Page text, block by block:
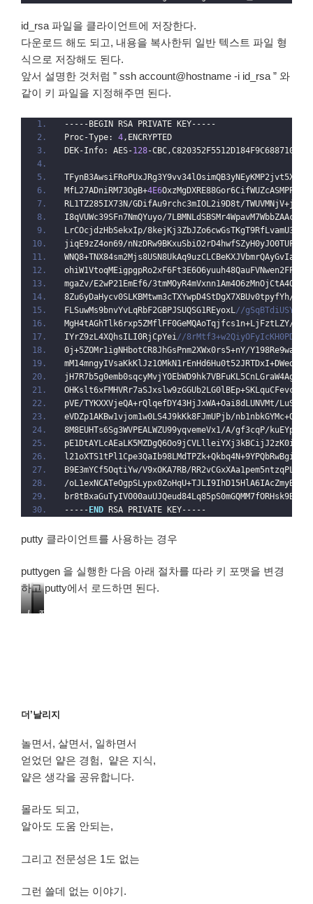
id_rsa 파일을 클라이언트에 저장한다.
다운로드 해도 되고, 내용을 복사한뒤 일반 텍스트 파일 형
식으로 저장해도 된다.
앞서 설명한 것처럼 ” ssh account@hostname -i id_rsa ” 와
같이 키 파일을 지정해주면 된다.
-----BEGIN RSA PRIVATE KEY-----
Proc-Type: 4 ,ENCRYPTED
DEK-Info: AES-128-
MfL27ADniRM73OgB+4E6
RL1TZ285IX73N/GDifAu9rchc3mIOL2i9D8t/
I8qVUWc39SFn7NmQYuyo/
LrCOcjdzHbSekxIp/
jiqE9zZ4on69/
mgaZv/E2wP21EmEf6/
8Zu6yDaHycv0SLKBMtwm3cTXYwpD4StDgX7XBUv0tpyfYh/okT/
FLSuwMs9bnvYvLqRbF2GBPJSUQSG1REyoxL //
MgH4tAGhTlk6rxp5ZMflFF0GeMQAoTqjfcs1n+LjFztLZY/L/
IYrZ9zL4XQhsILI0RjCpYei //
0j+5ZOMr1igNHbotCR8JhGsPnm2XWx0rs5+nY/
pVE/TYKXXVjeQA+rQlqefDY43HjJxWA+Oai8dLUNVMt/
eVDZp1AKBw1vjom1w0LS4J9kKk8FJmUPjb/
8M8EUHTs6Sg3WVPEALWZU99yqvemeVx1/A/gf3cqP/
B9E3mYCf5OqtiYw/V9xOKA7RB/
/
-----END RSA PRIVATE KEY-----
putty 클라이언트를 사용하는 경우
puttygen 을 실행한 다음 아래 절차를 따라 키 포맷을 변경
하고 putty에서 로드하면 된다.
L
일
열
고
S
a
e
k
e
눌
러
장
한
.
좌
[
o
n
n
t
i
n
]
[
더’날리지
놀면서, 살면서, 일하면서
얻었던 얕은 경험, 얕은 지식,
얕은 생각을 공유합니다.
몰라도 되고,
알아도 도움 안되는,
그리고 전문성은 1도 없는
그런 쓸데 없는 이야기.